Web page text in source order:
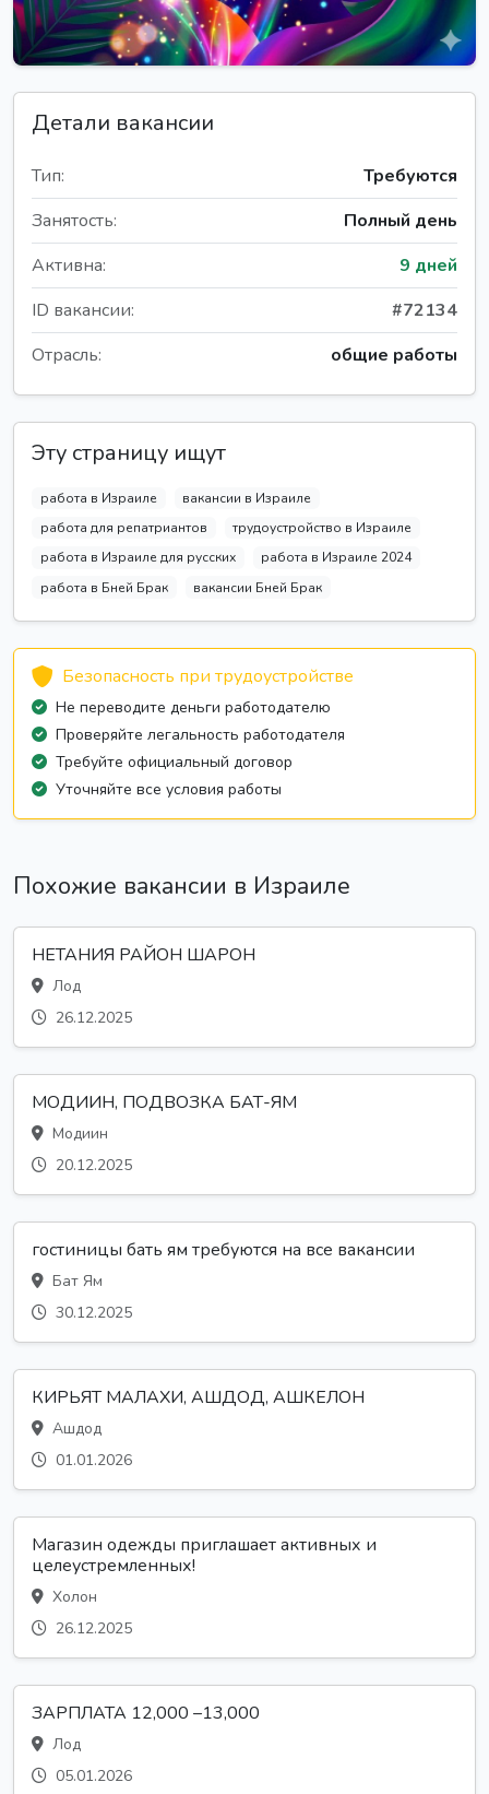
Детали вакансии
Тип:
Требуются
Занятость:
Полный день
Активна:
9 дней
ID вакансии:
#72134
Отрасль:
общие работы
Эту страницу ищут
работа в Израиле
вакансии в Израиле
работа для репатриантов
трудоустройство в Израиле
работа в Израиле для русских
работа в Израиле 2024
работа в Бней Брак
вакансии Бней Брак
Безопасность при трудоустройстве
Не переводите деньги работодателю
Проверяйте легальность работодателя
Требуйте официальный договор
Уточняйте все условия работы
Похожие вакансии в Израиле
НЕТАНИЯ РАЙОН ШАРОН
Лод
26.12.2025
МОДИИН, ПОДВОЗКА БАТ-ЯМ
Модиин
20.12.2025
гостиницы бать ям требуются на все вакансии
Бат Ям
30.12.2025
КИРЬЯТ МАЛАХИ, АШДОД, АШКЕЛОН
Ашдод
01.01.2026
Магазин одежды приглашает активных и
целеустремленных!
Холон
26.12.2025
ЗАРПЛАТА 12,000 –13,000
Лод
05.01.2026